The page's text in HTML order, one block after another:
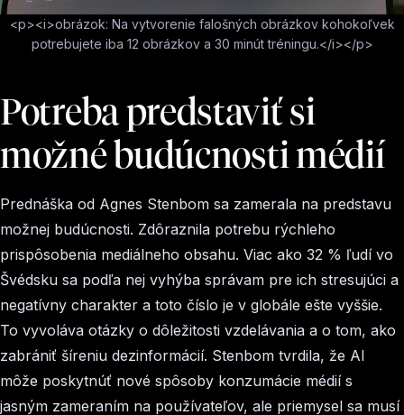
<p><i>obrázok: Na vytvorenie falošných obrázkov kohokoľvek
potrebujete iba 12 obrázkov a 30 minút tréningu.</i></p>
Potreba predstaviť si
možné budúcnosti médií
Prednáška od Agnes Stenbom sa zamerala na predstavu
možnej budúcnosti. Zdôraznila potrebu rýchleho
prispôsobenia mediálneho obsahu. Viac ako 32 % ľudí vo
Švédsku sa podľa nej vyhýba správam pre ich stresujúci a
negatívny charakter a toto číslo je v globále ešte vyššie.
To vyvoláva otázky o dôležitosti vzdelávania a o tom, ako
zabrániť šíreniu dezinformácií. Stenbom tvrdila, že AI
môže poskytnúť nové spôsoby konzumácie médií s
jasným zameraním na používateľov, ale priemysel sa musí